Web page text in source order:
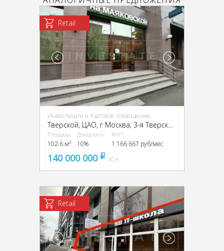
Retail
Инвестиции в торговое помещение
Тверской, ЦАО, г Москва, 3-я Тверская-Ямская ул., 10
Площадь
102.6 м²
Доходность
10%
МАП
1 166 667 руб/мес
140 000 000 pуб
УСН
Retail